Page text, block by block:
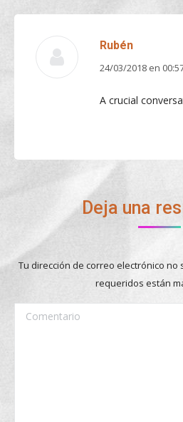
Rubén
dice:
24/03/2018 en
A crucial
Deja una
Tu dirección de correo electrónico no
requeridos están
Comentario